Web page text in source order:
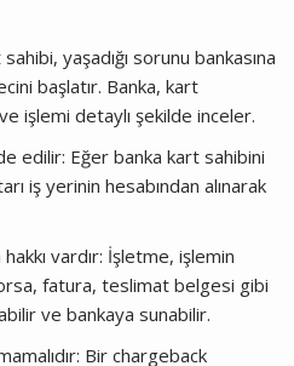
yaşadığı sorunu bankasına
başlatır. Banka, kart
işlemi detaylı şekilde inceler.
edilir: Eğer banka kart sahibini
iş yerinin hesabından alınarak
vardır: İşletme, işlemin
fatura, teslimat belgesi gibi
ve bankaya sunabilir.
Bir chargeback